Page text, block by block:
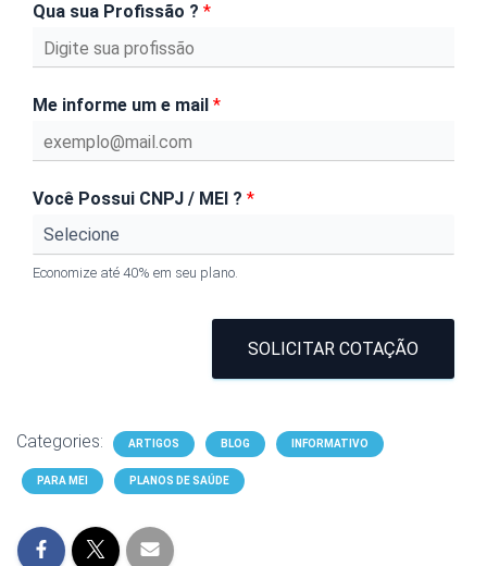
Qua sua Profissão ? *
Me informe um e mail *
Você Possui CNPJ / MEI ? *
Economize até 40% em seu plano.
SOLICITAR COTAÇÃO
Categories: ARTIGOS BLOG INFORMATIVO
PARA MEI PLANOS DE SAÚDE